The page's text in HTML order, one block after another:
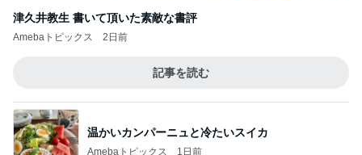
津久井教生 書いて頂いた素敵な書評
Amebaトピックス 2日前
記事を読む
温かいカンパーニュと冷たいスイカ
Amebaトピックス 1日前